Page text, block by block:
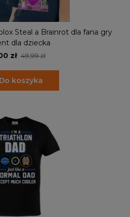
Steal a Brainrot dla fana gry
dla dziecka
zł 49,99 zł
Do koszyka